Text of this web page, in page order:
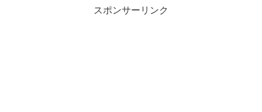
スポンサーリンク